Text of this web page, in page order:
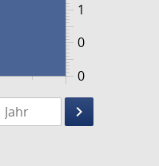
0
0
1
1777
keyboard_arrow_right
Suche